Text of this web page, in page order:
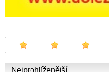
Nejprohlíženější